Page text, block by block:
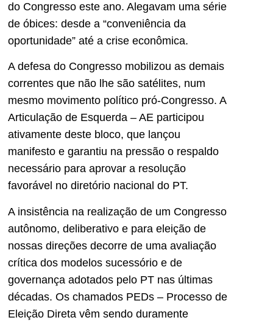
do Congresso este ano. Alegavam uma série
de óbices: desde a “conveniência da
oportunidade” até a crise econômica.
A defesa do Congresso mobilizou as demais
correntes que não lhe são satélites, num
mesmo movimento político pró-Congresso. A
Articulação de Esquerda – AE participou
ativamente deste bloco, que lançou
manifesto e garantiu na pressão o respaldo
necessário para aprovar a resolução
favorável no diretório nacional do PT.
A insistência na realização de um Congresso
autônomo, deliberativo e para eleição de
nossas direções decorre de uma avaliação
crítica dos modelos sucessório e de
governança adotados pelo PT nas últimas
décadas. Os chamados PEDs – Processo de
Eleição Direta vêm sendo duramente